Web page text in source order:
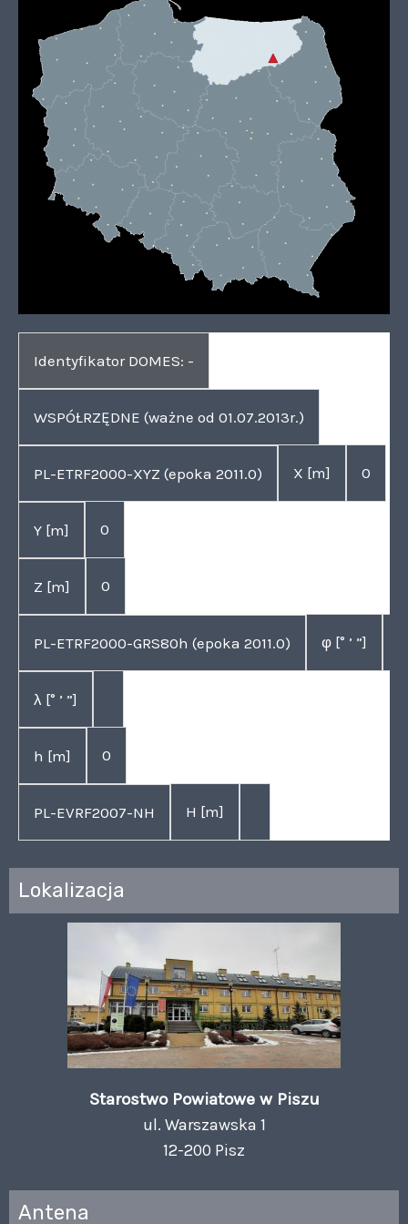
Identyfikator DOMES: -
WSPÓŁRZĘDNE (ważne od 01.07.2013r.)
PL-ETRF2000-XYZ (epoka 2011.0) X [m] 0
Y [m] 0
Z [m] 0
PL-ETRF2000-GRS80h (epoka 2011.0) φ [° ’ ”]
λ [° ’ ”]
h [m] 0
PL-EVRF2007-NH H [m]
Lokalizacja
Starostwo Powiatowe w Piszu
ul. Warszawska 1
12-200 Pisz
Antena